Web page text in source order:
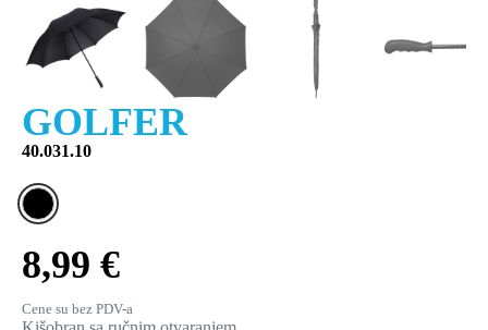
GOLFER
40.031.10
8,99 €
Cene su bez PDV-a